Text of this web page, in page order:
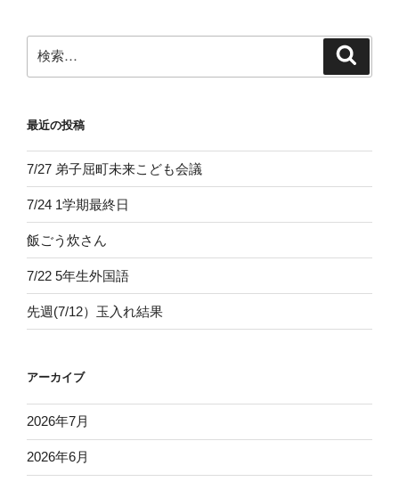
ン
索:
最近の投稿
7/27 弟子屈町未来こども会議
7/24 1学期最終日
飯ごう炊さん
7/22 5年生外国語
先週(7/12）玉入れ結果
アーカイブ
2026年7月
2026年6月